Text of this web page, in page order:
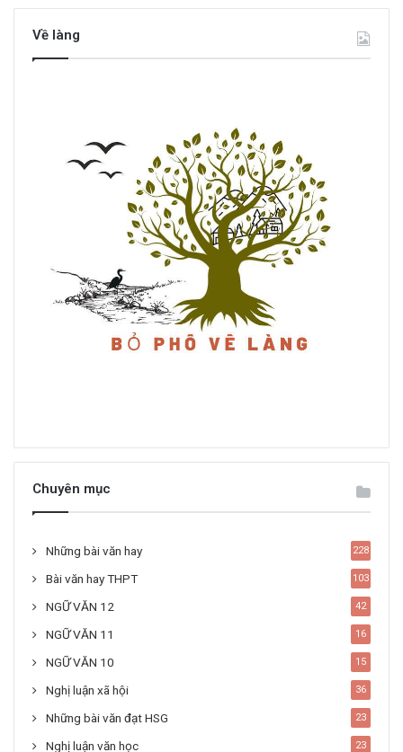
Về làng
Chuyên mục
Những bài văn hay 228
Bài văn hay THPT 103
NGỮ VĂN 12 42
NGỮ VĂN 11 16
NGỮ VĂN 10 15
Nghị luận xã hội 36
Những bài văn đạt HSG 23
Nghị luận văn học 23